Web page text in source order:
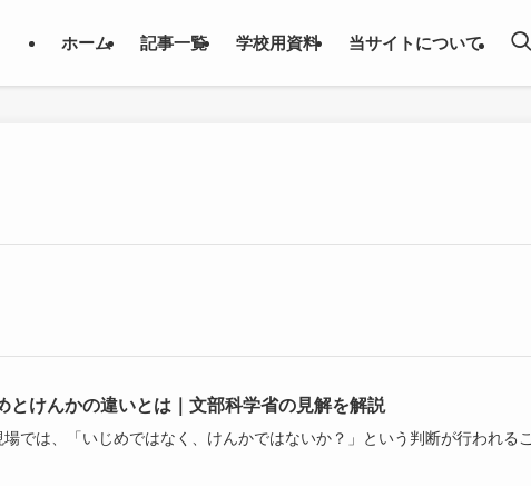
ホーム 記事一覧 学校用資料 当サイトについて
とけんかの違いとは｜文部科学省の見解を解説
場では、「いじめではなく、けんかではないか？」という判断が行われるこ